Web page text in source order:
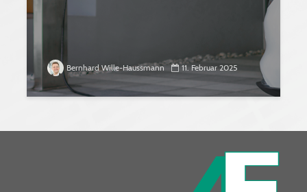
Bernhard Wille-Haussmann 11. Februar 2025